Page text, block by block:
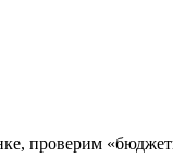
проверим